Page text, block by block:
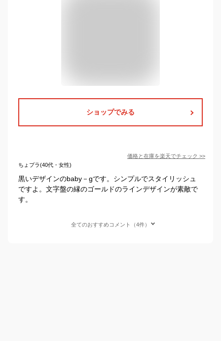
ショップでみる
価格と在庫を楽天でチェック >>
ちょプラ(40代・女性)
黒いデザインのbaby－gです。シンプルでスタイリッシュ
ですよ。文字盤の縁のゴールドのラインデザインが素敵で
す。
全てのおすすめコメント（4件）